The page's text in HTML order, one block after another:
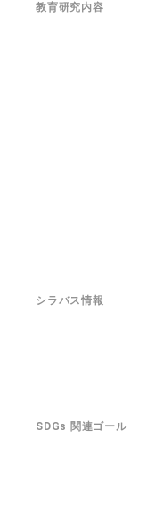
教育研究内容
シラバス情報
SDGs 関連ゴール